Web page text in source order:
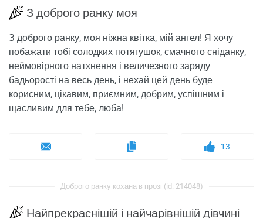
З доброго ранку моя
З доброго ранку, моя ніжна квітка, мій ангел! Я хочу
побажати тобі солодких потягушок, смачного сніданку,
неймовірного натхнення і величезного заряду
бадьорості на весь день, і нехай цей день буде
корисним, цікавим, приємним, добрим, успішним і
щасливим для тебе, люба!
13
Доброго ранку кохана в прозі (id: 214048)
Найпрекраснішій і найчарівнішій дівчині